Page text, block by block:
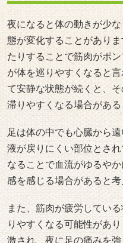
感を感じる場合があると
また、筋肉が疲労してい
りやすくなる可能性があ
激され、夜に足の痛みを
ています。
引用元：
https://bit.ly/3S6hKxT
https://
https://www.joa.or.jp/
神経の刺激